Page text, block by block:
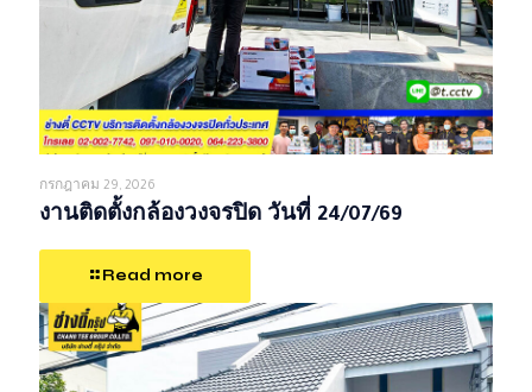
กรกฎาคม 29, 2026
งานติดตั้งกล้องวงจรปิด วันที่ 24/07/69
Read more